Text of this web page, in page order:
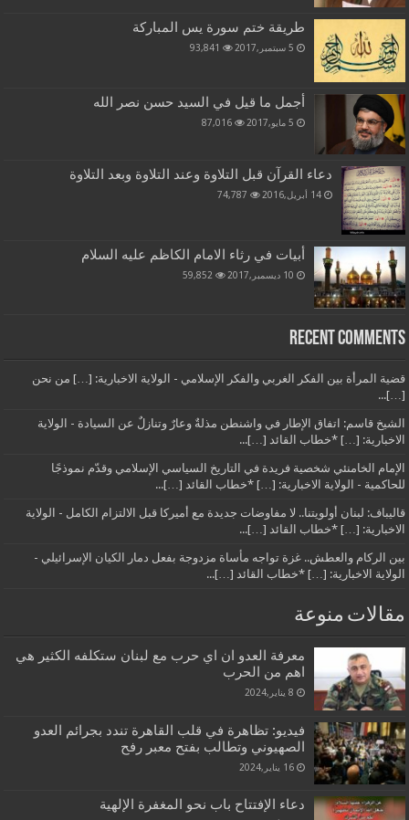
طريقة ختم سورة يس المباركة
5 سبتمبر,2017 93,841
أجمل ما قيل في السيد حسن نصر الله
5 مايو,2017 87,016
دعاء القرآن قبل التلاوة وعند التلاوة وبعد التلاوة
14 أبريل,2016 74,787
أبيات في رثاء الامام الكاظم عليه السلام
10 ديسمبر,2017 59,852
Recent Comments
قضية المرأة بين الفكر الغربي والفكر الإسلامي - الولاية الاخبارية: […] من نحن
[…]...
الشيخ قاسم: اتفاق الإطار في واشنطن مذلةٌ وعارٌ وتنازلٌ عن السيادة - الولاية
الاخبارية: […] *خطاب القائد […]...
الإمام الخامنئي شخصية فريدة في التاريخ السياسي الإسلامي وقدّم نموذجًا
للحاكمية - الولاية الاخبارية: […] *خطاب القائد […]...
قاليباف: لبنان أولويتنا.. لا مفاوضات جديدة مع أميركا قبل الالتزام الكامل - الولاية
الاخبارية: […] *خطاب القائد […]...
بين الركام والعطش.. غزة تواجه مأساة مزدوجة بفعل دمار الكيان الإسرائيلي -
الولاية الاخبارية: […] *خطاب القائد […]...
مقالات منوعة
معرفة العدو ان اي حرب مع لبنان ستكلفه الكثير هي
اهم من الحرب
8 يناير,2024
فيديو: تظاهرة في قلب القاهرة تندد بجرائم العدو
الصهيوني وتطالب بفتح معبر رفح
16 يناير,2024
دعاء الإفتتاح باب نحو المغفرة الإلهیة